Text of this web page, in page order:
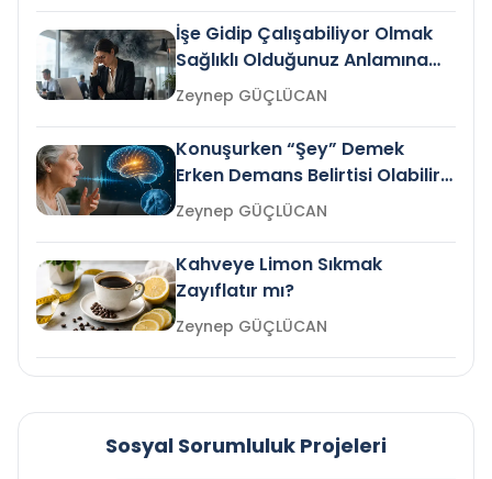
İşe Gidip Çalışabiliyor Olmak
Sağlıklı Olduğunuz Anlamına
Gelir mi?Zeynep GÜÇLÜCAN
Konuşurken “Şey” Demek
Erken Demans Belirtisi Olabilir
mi?
Zeynep GÜÇLÜCAN
Kahveye Limon Sıkmak
Zayıflatır mı?
Zeynep GÜÇLÜCAN
Sosyal Sorumluluk Projeleri